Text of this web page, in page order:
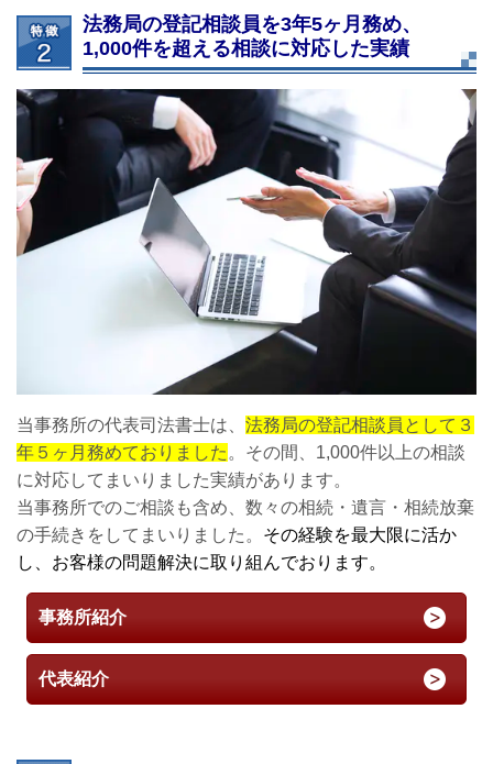
法務局の登記相談員を3年5ヶ月務め、
1,000件を超える相談に対応した実績
当事務所の代表司法書士は、 法務局の登記相談員として３
年５ヶ月務めておりました。その間、1,000件以上の相談
に対応してまいりました実績があります。
当事務所でのご相談も含め、数々の相続・遺言・相続放棄
の手続きをしてまいりました。 その経験を最大限に活か
し、お客様の問題解決に取り組んでおります。
事務所紹介
代表紹介